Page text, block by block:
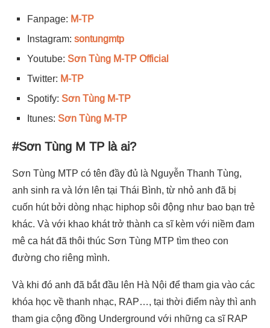
Fanpage: M-TP
Instagram: sontungmtp
Youtube: Sơn Tùng M-TP Official
Twitter: M-TP
Spotify: Sơn Tùng M-TP
Itunes: Sơn Tùng M-TP
#Sơn Tùng M TP là ai?
Sơn Tùng MTP có tên đầy đủ là Nguyễn Thanh Tùng,
anh sinh ra và lớn lên tại Thái Bình, từ nhỏ anh đã bị
cuốn hút bởi dòng nhạc hiphop sôi động như bao bạn trẻ
khác. Và với khao khát trở thành ca sĩ kèm với niềm đam
mê ca hát đã thôi thúc Sơn Tùng MTP tìm theo con
đường cho riêng mình.
Và khi đó anh đã bắt đầu lên Hà Nội để tham gia vào các
khóa học về thanh nhạc, RAP…, tại thời điểm này thì anh
tham gia cộng đồng Underground với những ca sĩ RAP